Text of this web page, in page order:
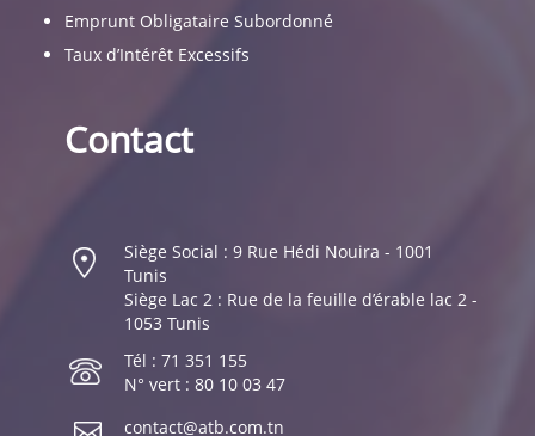
Emprunt Obligataire Subordonné
Taux d’Intérêt Excessifs
Contact
Siège Social : 9 Rue Hédi Nouira - 1001
Tunis
Siège Lac 2 : Rue de la feuille d’érable lac 2 -
1053 Tunis
Tél : 71 351 155
N° vert : 80 10 03 47
contact@atb.com.tn